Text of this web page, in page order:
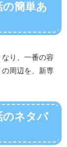
の簡単あ
り、一番の容
周辺を、新専
のネタバ